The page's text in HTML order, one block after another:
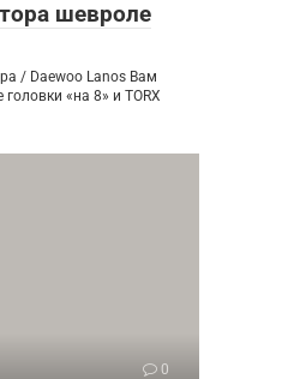
шевроле
/ Daewoo Lanos Вам
«на 8» и TORX
0